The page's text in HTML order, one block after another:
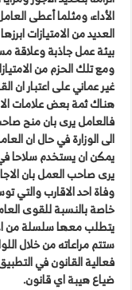
الأداء، ومثلما أعطى
بيئة عمل جاذبة وعلاقة
ومع تلك الحزم من
غير عماني على اعتبار ان
هناك ثمة بعض علامات
فالعامل يرى بان منح
الى الوزارة في حال ان
يمكن ان يستخدم سلاحا
يرى صاحب العمل بان
وفاة احد الاقارب
خاصة بالنسبة للقوى
يتطلب معها سلسلة من
ستتم مراعاته من خلال
فعالية القانون في
ضياع هيبة اي قانون.